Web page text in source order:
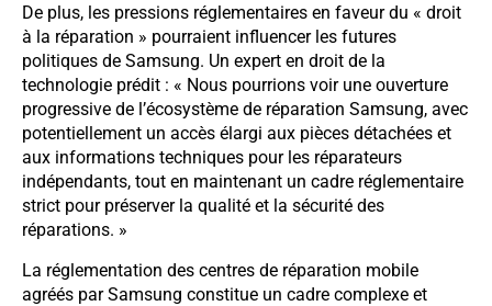
De plus, les pressions réglementaires en faveur du « droit
à la réparation » pourraient influencer les futures
politiques de Samsung. Un expert en droit de la
technologie prédit : « Nous pourrions voir une ouverture
progressive de l’écosystème de réparation Samsung, avec
potentiellement un accès élargi aux pièces détachées et
aux informations techniques pour les réparateurs
indépendants, tout en maintenant un cadre réglementaire
strict pour préserver la qualité et la sécurité des
réparations. »
La réglementation des centres de réparation mobile
agréés par Samsung constitue un cadre complexe et